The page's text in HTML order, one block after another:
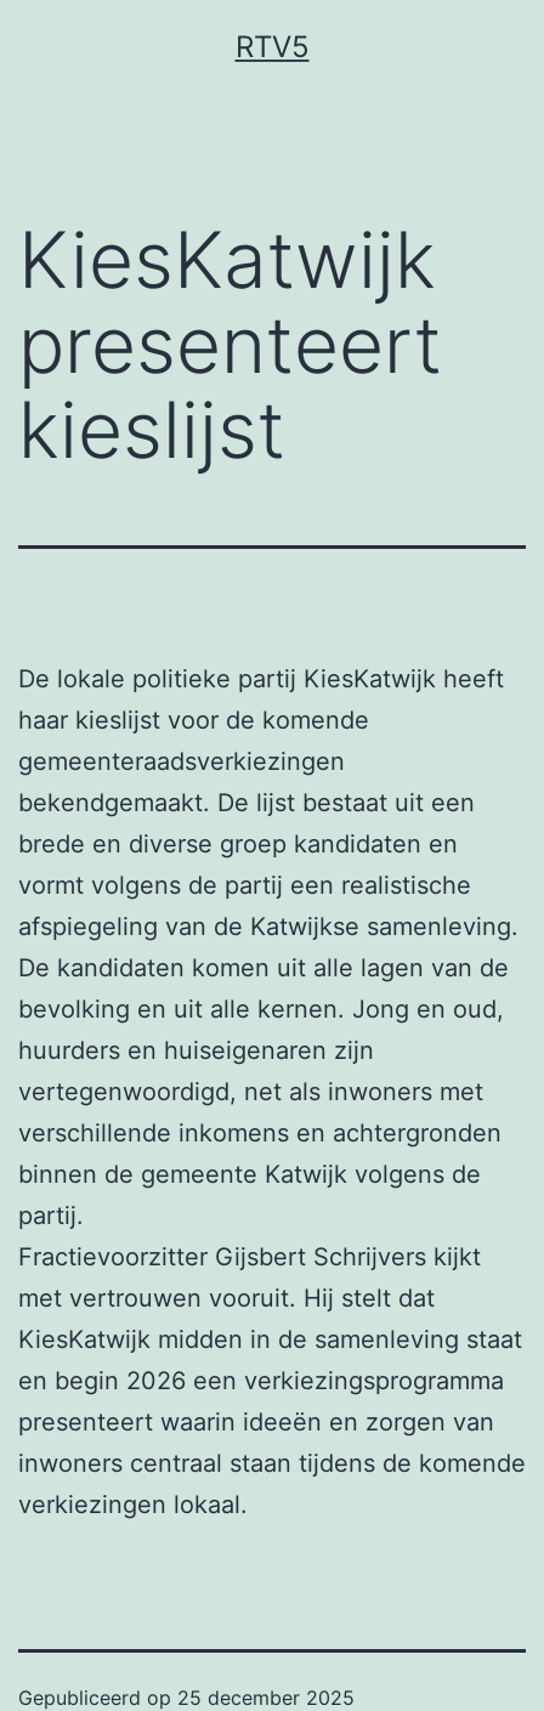
RTV5
KiesKatwijk
presenteert
kieslijst
De lokale politieke partij KiesKatwijk heeft
haar kieslijst voor de komende
gemeenteraadsverkiezingen
bekendgemaakt. De lijst bestaat uit een
brede en diverse groep kandidaten en
vormt volgens de partij een realistische
afspiegeling van de Katwijkse samenleving.
De kandidaten komen uit alle lagen van de
bevolking en uit alle kernen. Jong en oud,
huurders en huiseigenaren zijn
vertegenwoordigd, net als inwoners met
verschillende inkomens en achtergronden
binnen de gemeente Katwijk volgens de
partij.
Fractievoorzitter Gijsbert Schrijvers kijkt
met vertrouwen vooruit. Hij stelt dat
KiesKatwijk midden in de samenleving staat
en begin 2026 een verkiezingsprogramma
presenteert waarin ideeën en zorgen van
inwoners centraal staan tijdens de komende
verkiezingen lokaal.
Gepubliceerd op 25 december 2025